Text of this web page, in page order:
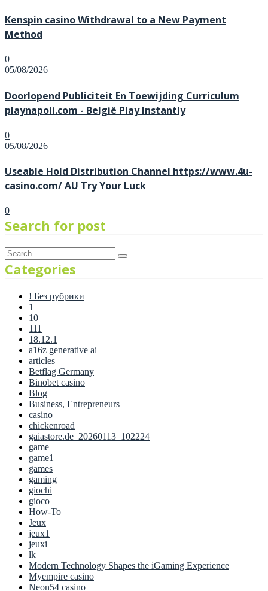
Kenspin casino Withdrawal to a New Payment
Method
0
Posted
05/08/2026
Doorlopend Publiciteit En Toewijding Curriculum
playnapoli.com ◦ België Play Instantly
0
Posted
05/08/2026
Useable Hold Distribution Channel https://www.4u-
casino.com/ AU Try Your Luck
0
Search for post
Categories
! Без рубрики
1
10
111
18.12.1
a16z generative ai
articles
Betflag Germany
Binobet casino
Blog
Business, Entrepreneurs
casino
chickenroad
gaiastore.de_20260113_102224
game
game1
games
gaming
giochi
gioco
How-To
Jeux
jeux1
jeuxi
lk
Modern Technology Shapes the iGaming Experience
Myempire casino
Neon54 casino